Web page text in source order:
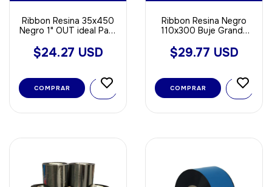
Ribbon Resina 35x450
Negro 1" OUT ideal Para
Sintetica
$24.27 USD
COMPRAR
Ribbon Resina Negro
110x300 Buje Grande
Poliamida - Opp - Void
Sintetica
$29.77 USD
COMPRAR